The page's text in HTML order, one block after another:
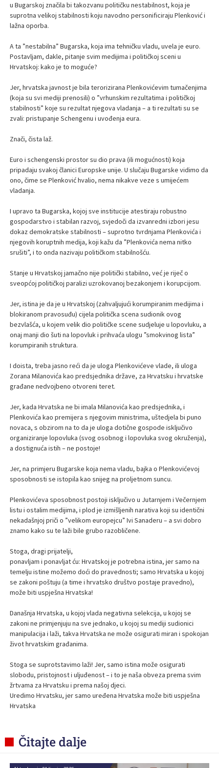
u Bugarskoj značila bi takozvanu političku nestabilnost, koja je
suprotna velikoj stabilnosti koju navodno personificiraju Plenković i
lažna oporba.
A ta ”nestabilna” Bugarska, koja ima tehničku vladu, uvela je euro.
Postavljam, dakle, pitanje svim medijima i političkoj sceni u
Hrvatskoj: kako je to moguće?
Jer, hrvatska javnost je bila terorizirana Plenkovićevim tumačenjima
(koja su svi mediji prenosili) o ”vrhunskim rezultatima i političkoj
stabilnosti” koje su rezultat njegova vladanja – a ti rezultati su se
zvali: pristupanje Schengenu i uvođenja eura.
Znači, čista laž.
Euro i schengenski prostor su dio prava (ili mogućnosti) koja
pripadaju svakoj članici Europske unije. U slučaju Bugarske vidimo da
ono, čime se Plenković hvalio, nema nikakve veze s umijećem
vladanja.
I upravo ta Bugarska, kojoj sve institucije atestiraju robustno
gospodarstvo i stabilan razvoj, svjedoči da izvanredni izbori jesu
dokaz demokratske stabilnosti – suprotno tvrdnjama Plenkovića i
njegovih koruptnih medija, koji kažu da ”Plenkovića nema nitko
srušiti”, i to onda nazivaju političkom stabilnošću.
Stanje u Hrvatskoj jamačno nije politički stabilno, već je riječ o
sveopćoj političkoj paralizi uzrokovanoj bezakonjem i korupcijom.
Jer, istina je da je u Hrvatskoj (zahvaljujući korumpiranim medijima i
blokiranom pravosuđu) cijela politička scena sudionik ovog
bezvlašća, u kojem velik dio političke scene sudjeluje u lopovluku, a
onaj manji dio šuti na lopovluk i prihvaća ulogu ”smokvinog lista”
korumpiranih struktura.
I doista, treba jasno reći da je uloga Plenkovićeve vlade, ili uloga
Zorana Milanovića kao predsjednika države, za Hrvatsku i hrvatske
građane nedvojbeno otvoreni teret.
Jer, kada Hrvatska ne bi imala Milanovića kao predsjednika, i
Plenkovića kao premijera s njegovim ministrima, uštedjela bi puno
novaca, s obzirom na to da je uloga dotične gospode isključivo
organiziranje lopovluka (svog osobnog i lopovluka svog okruženja),
a dostignuća istih – ne postoje!
Jer, na primjeru Bugarske koja nema vladu, bajka o Plenkovićevoj
sposobnosti se istopila kao snijeg na proljetnom suncu.
Plenkovićeva sposobnost postoji isključivo u Jutarnjem i Večernjem
listu i ostalim medijima, i plod je izmišljenih narativa koji su identični
nekadašnjoj priči o ”velikom europejcu” Ivi Sanaderu – a svi dobro
znamo kako su te laži bile grubo razobličene.
Stoga, dragi prijatelji,
ponavljam i ponavljat ću: Hrvatskoj je potrebna istina, jer samo na
temelju istine možemo doći do pravednosti; samo Hrvatska u kojoj
se zakoni poštuju (a time i hrvatsko društvo postaje pravedno),
može biti uspješna Hrvatska!
Današnja Hrvatska, u kojoj vlada negativna selekcija, u kojoj se
zakoni ne primjenjuju na sve jednako, u kojoj su mediji sudionici
manipulacija i laži, takva Hrvatska ne može osigurati miran i spokojan
život hrvatskim građanima.
Stoga se suprotstavimo laži! Jer, samo istina može osigurati
slobodu, pristojnost i uljuđenost – i to je naša obveza prema svim
žrtvama za Hrvatsku i prema našoj djeci.
Uredimo Hrvatsku, jer samo uređena Hrvatska može biti uspješna
Hrvatska
Čitajte dalje